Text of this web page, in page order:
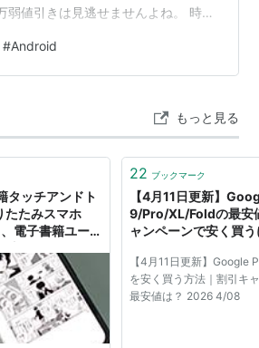
弱値引きは見逃せませんよね。 時期
セールなので、おそらく在庫処分
たみスマホを使ってみたい」と言う
みスマホは耐久性に問題があるよう
#Android
もっと見る
タッチアンドト
たたみスマホ
電子書籍ユース
22 ブックマーク
【4月11日更新】
9/Pro/XL/Foldの最安
ャンペーンで安く買
【4月11日更新】Google
を安く買う方法｜割引キ
最安値は？ 2026 4/08